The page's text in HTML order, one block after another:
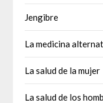
Jengibre
La medicina
La salud de la mujer
La salud de los